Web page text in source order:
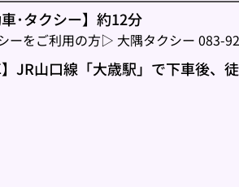
車･タクシー】約12分
ーをご利用の方▷ 大隅タクシー 083-
】JR山口線「大歳駅」で下車後、